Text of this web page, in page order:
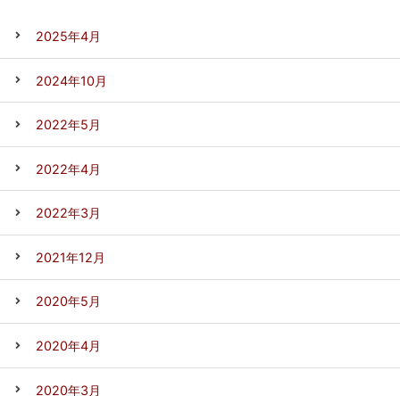
2025年4月
2024年10月
2022年5月
2022年4月
2022年3月
2021年12月
2020年5月
2020年4月
2020年3月